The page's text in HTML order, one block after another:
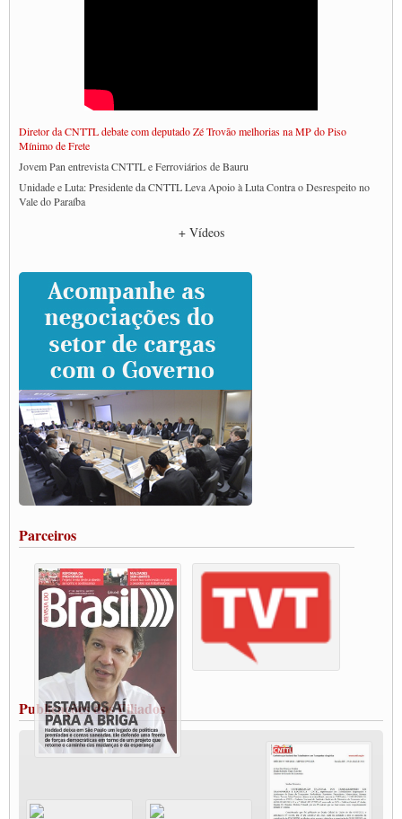
Diretor da CNTTL debate com deputado Zé Trovão melhorias na MP do Piso
Mínimo de Frete
Jovem Pan entrevista CNTTL e Ferroviários de Bauru
Unidade e Luta: Presidente da CNTTL Leva Apoio à Luta Contra o Desrespeito no
Vale do Paraíba
Caminhoneiros prometem paralisação e cobram diálogo com Lula
CNTTL e lideranças de caminhoneiros participam de debate sobre saúde nas
rodovias
Paulinho e Litti debatem política global para transporte rodoviário de cargas na
SUTCRA no Uruguai
Grande Conquista da Categoria transporte de Cargas e Caminhoneiros Autonomos
ENCONTRO INTERNACIONAL EM APOIO A CLASSE TRABALHADORA
DO BRASIL E A ELEIÇÃO 2022
Carta às Brasileiras e aos Brasileiros em Defesa do Estado Democrático de Direito
Paulinho, presidente da CNTTL, faz balanço do 3º Congresso da CNTTL
Caminhoneiros aprovam greve a partir do 1º de novembro
Rodoviários de Feira Santana fazem Assembleia para avaliar proposta de reajuste
salarial
Vacina Já: Lockdown de 24 horas dos trabalhadores em transportes está mantido,
Condutores de Guarulhos farão greve sanitária nesta terça-feira (20)
Paralisação dos Caminhoneiros na #BR285, entrocamento que liga o Mercosul ao
Rio Grande
Caminhoneiros bloqueiam duas faixas na Castello Branco e fazem protesto
Modal-Live #13 Aumento da Violência Contra Mulher e o Adoecimento da Classe
Trabalhadora em Tempos de Pandemia
MODAL-LIVE#12 POLÍTICAS PÚBLICAS DE TRANSPORTE PARA A
CLASSE TRABALHADORA E ELEIÇÕES NA PANDEMIA
MODAL-LIVE#11 POLÍTICAS PÚBLICAS DE TRANSPORTE
JUVENTUDE DO TRANSPORTE: POR QUE DEVEMOS NOS ORGANIZAR?
Fabio Primo testa positivo para Coronavírus, mas está bem de saúde
Modal-Live#9 Quais são os direitos dos trabalhador@s que contraem a Covid-19 na
+ Vídeos
Parceiros
Publicações dos Filiados